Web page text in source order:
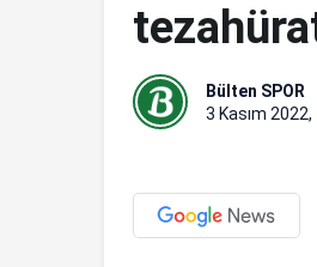
Bülten SPOR
3 Kasım 2022,